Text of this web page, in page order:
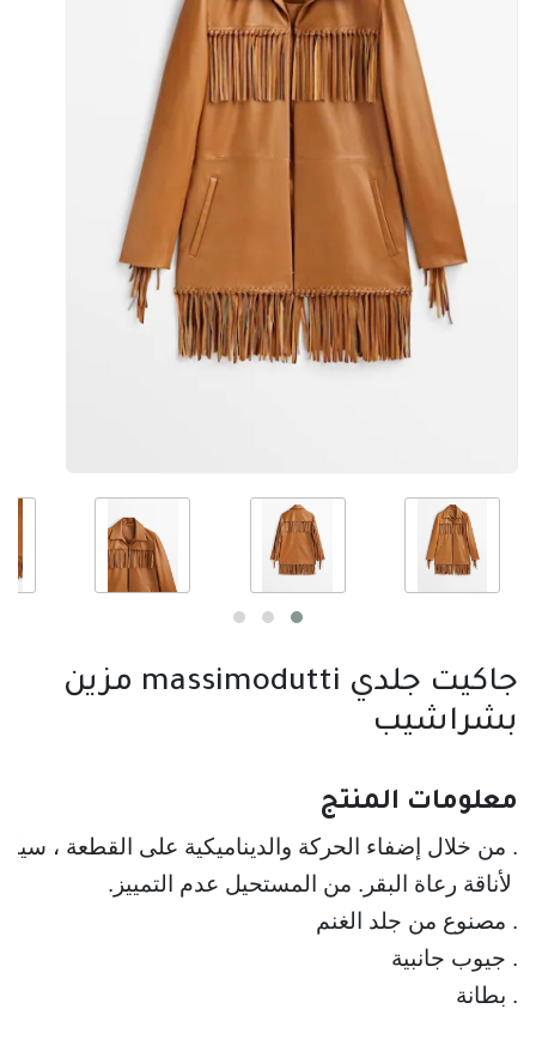
جاكيت جلدي massimodutti مزين
بشراشيب
معلومات المنتج
. من خلال إضفاء الحركة والديناميكية على القطعة ،
. بطانة